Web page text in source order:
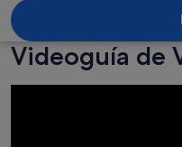
Videoguía de